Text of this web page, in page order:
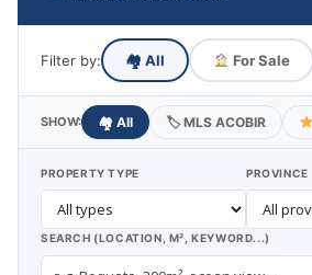
Filter by: 🏘 All For Sale
SHOW: 🏘 All 🏷MLS ACOBIR
PROPERTY TYPE PROVINCE
SEARCH (LOCATION, M², KEYWORD...)